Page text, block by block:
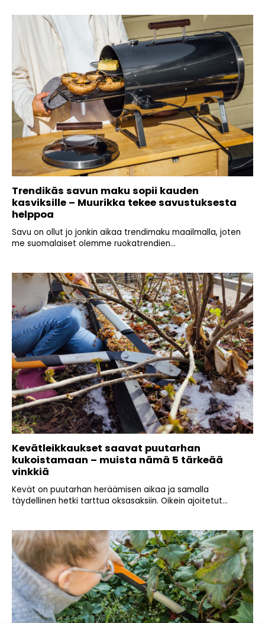
Trendikäs savun maku sopii kauden
kasviksille – Muurikka tekee savustuksesta
helppoa
Savu on ollut jo jonkin aikaa trendimaku maailmalla, joten
me suomalaiset olemme ruokatrendien...
Kevätleikkaukset saavat puutarhan
kukoistamaan – muista nämä 5 tärkeää
vinkkiä
Kevät on puutarhan heräämisen aikaa ja samalla
täydellinen hetki tarttua oksasaksiin. Oikein ajoitetut...